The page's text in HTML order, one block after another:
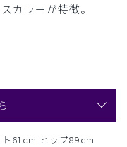
カラーが特徴。
61cm ヒップ89cm